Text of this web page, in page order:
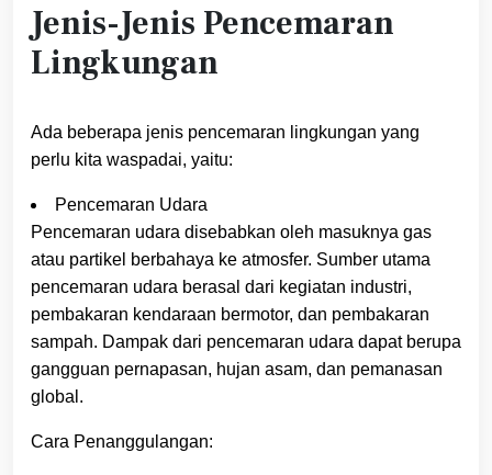
Jenis-Jenis Pencemaran
Lingkungan
Ada beberapa jenis pencemaran lingkungan yang
perlu kita waspadai, yaitu:
Pencemaran Udara
Pencemaran udara disebabkan oleh masuknya gas
atau partikel berbahaya ke atmosfer. Sumber utama
pencemaran udara berasal dari kegiatan industri,
pembakaran kendaraan bermotor, dan pembakaran
sampah. Dampak dari pencemaran udara dapat berupa
gangguan pernapasan, hujan asam, dan pemanasan
global.
Cara Penanggulangan: